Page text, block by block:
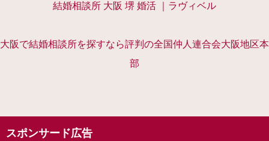
結婚相談所 大阪 堺 婚活 ｜ラヴィベル
大阪で結婚相談所を探すなら評判の全国仲人連合会大阪地区本
部
スポンサード広告